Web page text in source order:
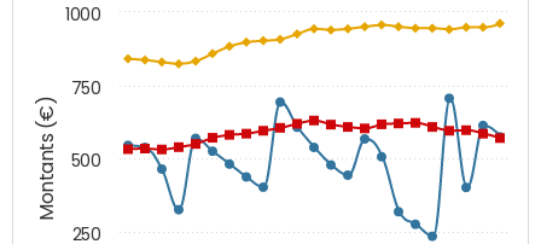
Montants (€)
1000
250
500
750